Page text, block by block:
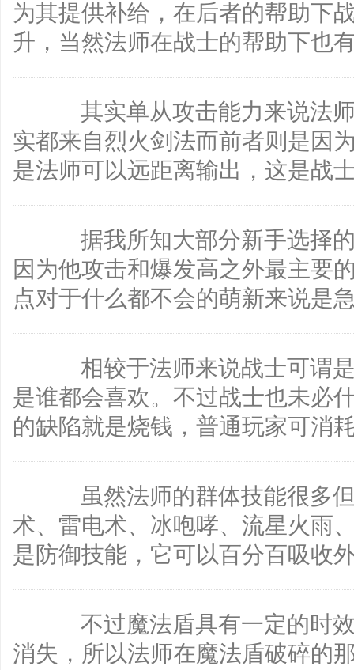
为其提供补给，在后者的帮助下
升，当然法师在战士的帮助下也
其实单从攻击能力来说法师
实都来自烈火剑法而前者则是因
是法师可以远距离输出，这是战
据我所知大部分新手选择的
因为他攻击和爆发高之外最主要
点对于什么都不会的萌新来说是
相较于法师来说战士可谓是
是谁都会喜欢。不过战士也未必
的缺陷就是烧钱，普通玩家可消
虽然法师的群体技能很多但
术、雷电术、冰咆哮、流星火雨
是防御技能，它可以百分百吸收
不过魔法盾具有一定的时效
消失，所以法师在魔法盾破碎的